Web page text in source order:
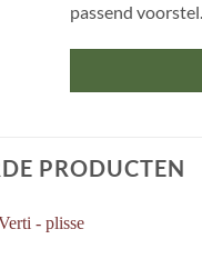
passend voorstel.
PRODUCTEN